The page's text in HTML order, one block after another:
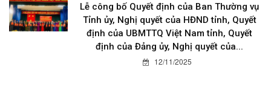
Lễ công bố Quyết định của Ban Thường vụ
Tỉnh ủy, Nghị quyết của HĐND tỉnh, Quyết
định của UBMTTQ Việt Nam tỉnh, Quyết
định của Đảng ủy, Nghị quyết của...
12/11/2025